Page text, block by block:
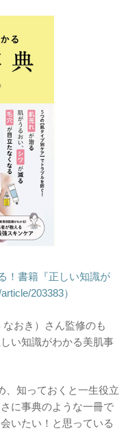
！書籍『正しい知識が
203383）
おき）さん監修のも
い知識がわかる美肌事
、知っておくと一生役立
に事典のような一冊で
いたい！と思っている